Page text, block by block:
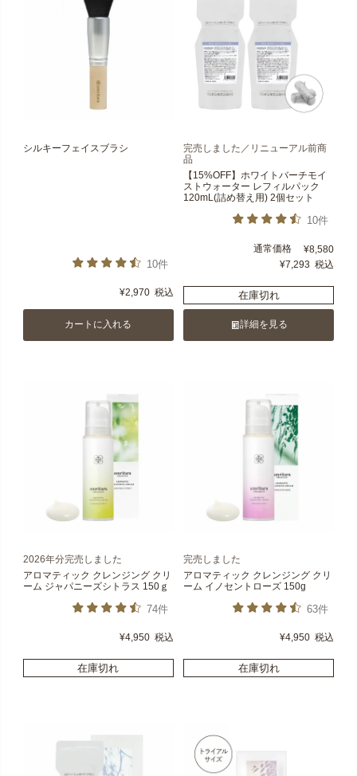
シルキーフェイスブラシ
10件
¥2,970 税込
カートに入れる
完売しました／リニューアル前商
品
【15%OFF】ホワイトバーチモイ
ストウォーター レフィルパック
120mL(詰め替え用) 2個セット
10件
通常価格 ¥8,580
¥7,293 税込
在庫切れ
詳細を見る
2026年分完売しました
アロマティック クレンジング クリ
ーム ジャパニーズシトラス 150ｇ
74件
¥4,950 税込
在庫切れ
完売しました
アロマティック クレンジング クリ
ーム イノセントローズ 150g
63件
¥4,950 税込
在庫切れ